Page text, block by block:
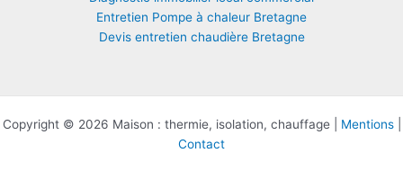
Entretien Pompe à chaleur Bretagne
Devis entretien chaudière Bretagne
Copyright © 2026 Maison : thermie, isolation, chauffage | Mentions|
Contact